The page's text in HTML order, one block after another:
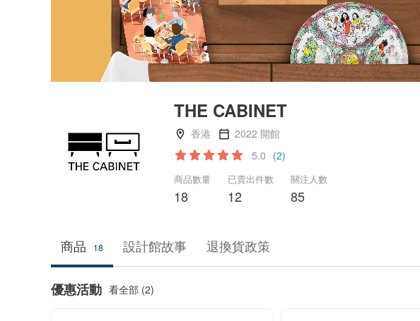
THE CABINET
香港
2022 開館
5.0 (2)
商品數量
18
已賣出件數
12
關注人數
85
商品 18 設計館故事 退換貨政策
優惠活動 看全部 (2)